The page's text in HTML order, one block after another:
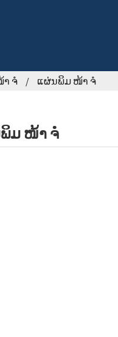
ຈໍ ແຜ່ນພິມ ໜ້າ ຈໍ
ມ ໜ້າ ຈໍ